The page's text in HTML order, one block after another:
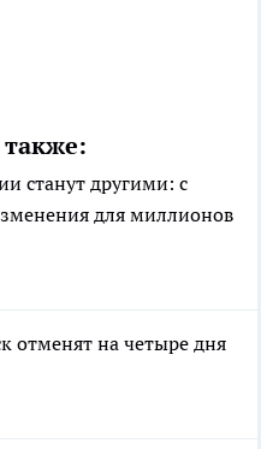
станут другими: с
для миллионов
отменят на четыре дня